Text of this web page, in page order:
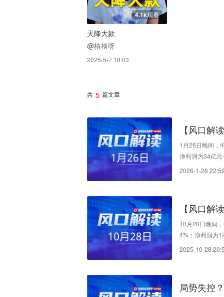
4.1k观看
天降大款
@格格呀
2025-5-7 18:03
共 5 篇文章
【风口解
重组项目
1月26日晚间，
净利润为34亿
大资产重组，
2026-1-26
【风口解
贸出口提速
10月28日晚间
4%；净利润为
9%；净利润为
2025-10-28
局势失控